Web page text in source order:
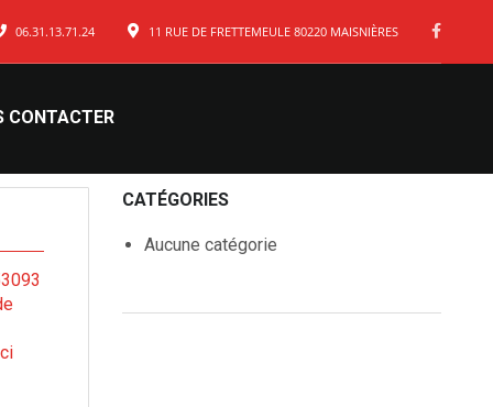
11 RUE DE FRETTEMEULE 80220 MAISNIÈRES
06.31.13.71.24
CONTACTER
CATÉGORIES
Aucune catégorie